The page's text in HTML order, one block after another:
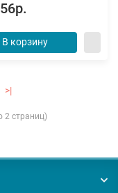
В корзину
>|
2 страниц)